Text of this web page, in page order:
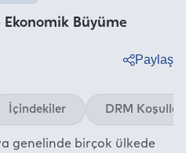
Büyüme
Paylaş
Twitter
Linkedin
İçindekiler DRM Koşulları
genelinde birçok ülkede